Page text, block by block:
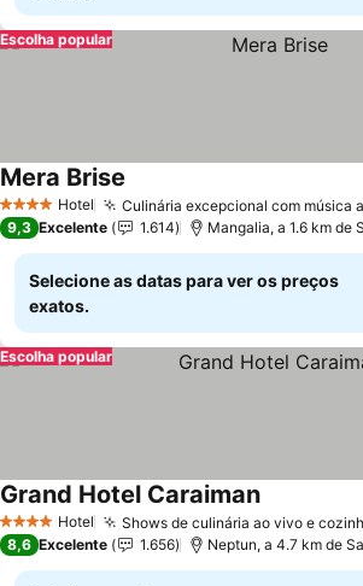
Escolha popular
4 EstrelasHotel Culinária excepcional com música
Mera Brise
9,3 Excelente 1.614 Mangalia, a 1.6 km de
Selecione as datas para ver os preços
exatos.
Escolha popular
4 EstrelasHotel Shows de culinária ao vivo e
Grand Hotel CaraimanVer preços
8,6 Excelente 1.656 Neptun, a 4.7 km de